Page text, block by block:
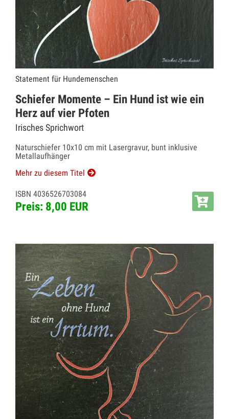
Statement für Hundemenschen
Schiefer Momente – Ein Hund ist wie ein
Herz auf vier Pfoten
Irisches Sprichwort
Naturschiefer 10x10 cm mit Lasergravur, bunt inklusive
Metallaufhänger
Mehr zu diesem Titel
ISBN 4036526703084
Preis: 8,00 EUR